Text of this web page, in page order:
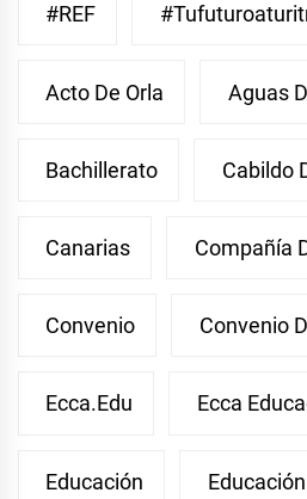
#REF
Acto De Orla Aguas
Bachillerato Cabildo
Canarias Compañía
Convenio Convenio
Ecca.edu Ecca
Educación